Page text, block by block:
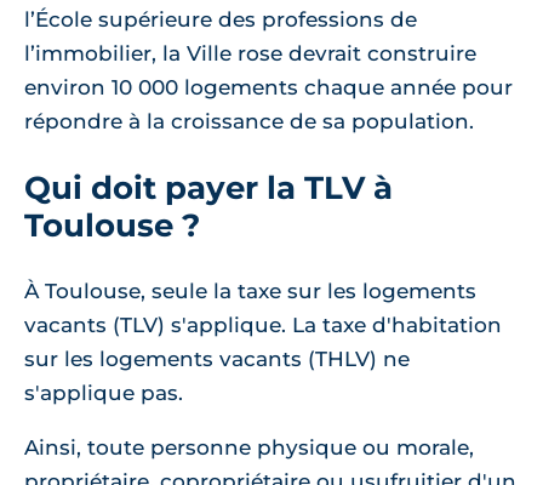
l’École supérieure des professions de
l’immobilier, la Ville rose devrait construire
environ 10 000 logements chaque année pour
répondre à la croissance de sa population.
Qui doit payer la TLV à
Toulouse ?
À Toulouse, seule la taxe sur les logements
vacants (TLV) s'applique. La taxe d'habitation
sur les logements vacants (THLV) ne
s'applique pas.
Ainsi, toute personne physique ou morale,